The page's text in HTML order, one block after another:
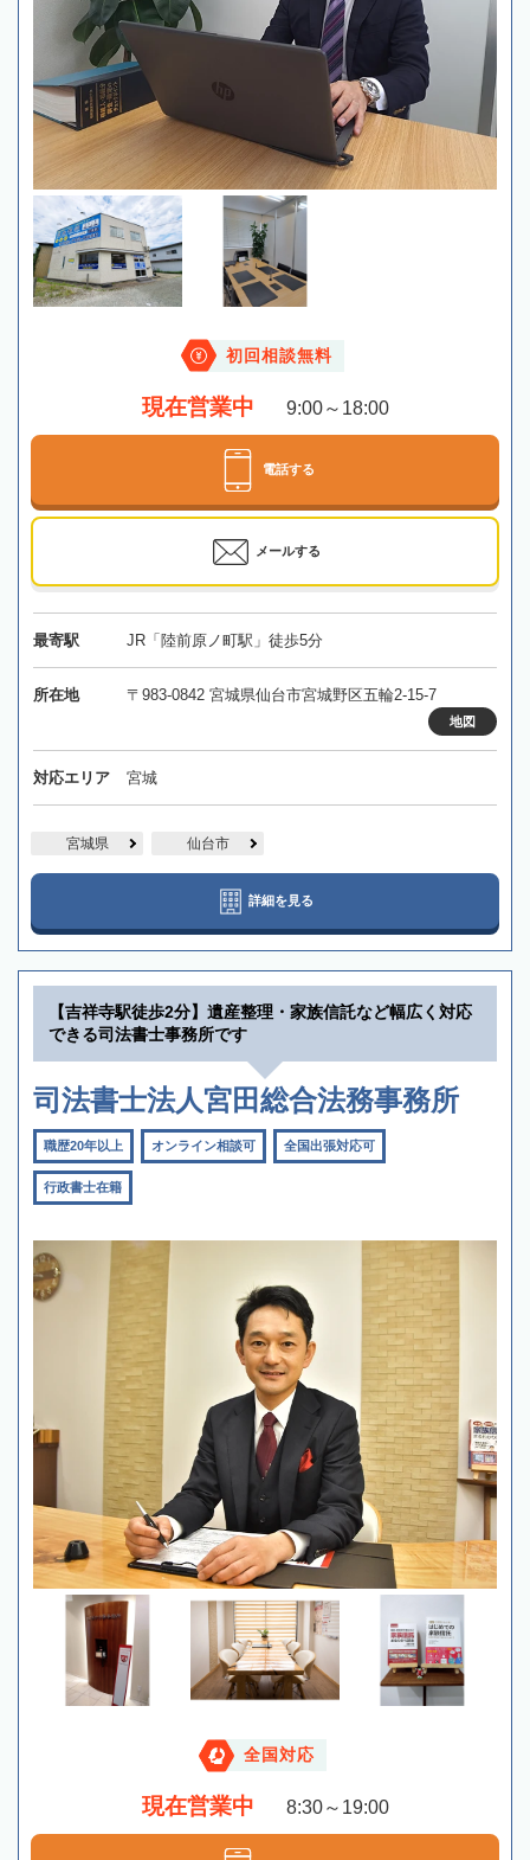
初回相談無料
現在営業中 9:00～18:00
電話する
メールする
最寄駅 JR「陸前原ノ町駅」徒歩5分
所在地 〒983-0842 宮城県仙台市宮城野区五輪2-15-7
地図
対応エリア 宮城
宮城県 仙台市
詳細を見る
【吉祥寺駅徒歩2分】遺産整理・家族信託など幅広く対応
できる司法書士事務所です
司法書士法人宮田総合法務事務所
職歴20年以上 オンライン相談可 全国出張対応可
行政書士在籍
全国対応
現在営業中 8:30～19:00